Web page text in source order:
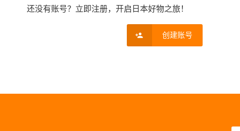
还没有账号？立即注册，开启日本好物之旅！
创建账号